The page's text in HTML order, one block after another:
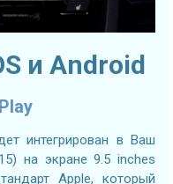
и Android
интегрирован в Ваш
на экране 9.5 inches
Apple, который